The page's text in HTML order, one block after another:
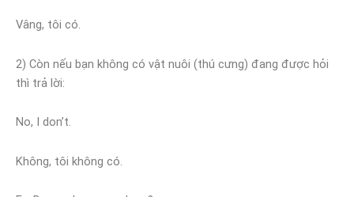
Vâng, tôi có.
2) Còn nếu bạn không có vật nuôi (thú cưng) đang được hỏi
thì trả lời:
No, I don’t.
Không, tôi không có.